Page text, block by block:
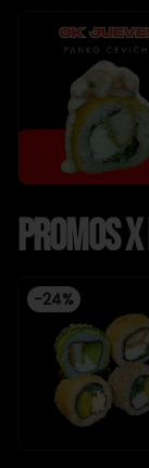
Promos
-24%